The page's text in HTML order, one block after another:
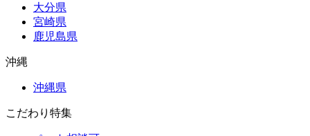
大分県
宮崎県
鹿児島県
沖縄
沖縄県
こだわり特集